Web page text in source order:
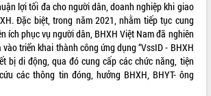
lợi tối đa cho người dân, doanh nghiệp khi giao
Đặc biệt, trong năm 2021, nhằm tiếp tục cung
ích phục vụ người dân, BHXH Việt Nam đã nghiên
triển khai thành công ứng dụng “VssID - BHXH
bị di động, qua đó cung cấp các chức năng, tiện
các thông tin đóng, hưởng BHXH, BHYT- ông